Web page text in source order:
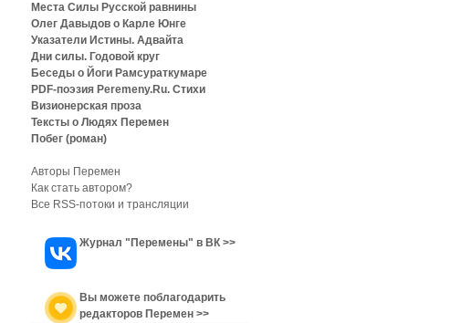
Места Силы Русской равнины
Олег Давыдов о Карле Юнге
Указатели Истины. Адвайта
Дни силы. Годовой круг
Беседы о Йоги Рамсураткумаре
PDF-поэзия Peremeny.Ru. Стихи
Визионерская проза
Тексты о Людях Перемен
Побег (роман)
Авторы Перемен
Как стать автором?
Все RSS-потоки и трансляции
Журнал "Перемены" в ВК >>
Вы можете поблагодарить
редакторов Перемен >>